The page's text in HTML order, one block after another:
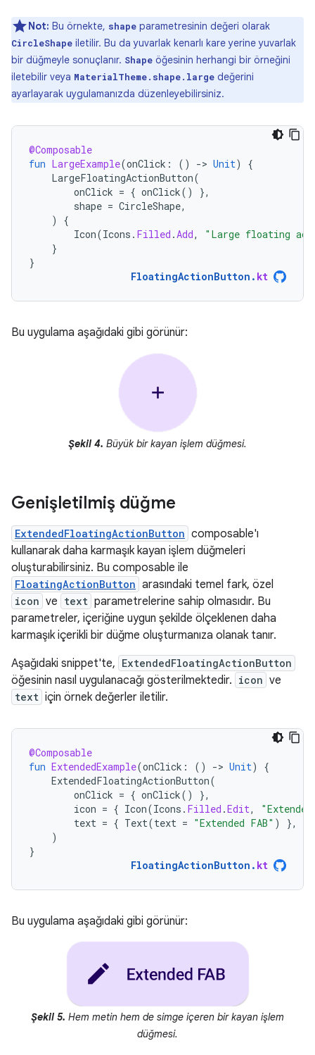
Not: Bu örnekte, shape parametresinin değeri olarak
CircleShape iletilir. Bu da yuvarlak kenarlı kare yerine yuvarlak
bir düğmeyle sonuçlanır. Shape öğesinin herhangi bir örneğini
iletebilir veya MaterialTheme.shape.large değerini
ayarlayarak uygulamanızda düzenleyebilirsiniz.
@Composable
fun LargeExample(onClick : () -> Unit)
{
LargeFloatingActionButton(
onClick = { onClick()
},
shape = CircleShape,
)
{
Icon(Icons . Filled .Add,
"Large floating
}
}
FloatingActionButton . kt
Bu uygulama aşağıdaki gibi görünür:
Şekil 4. Büyük bir kayan işlem düğmesi.
Genişletilmiş düğme
ExtendedFloatingActionButton composable'ı
kullanarak daha karmaşık kayan işlem düğmeleri
oluşturabilirsiniz. Bu composable ile
FloatingActionButton arasındaki temel fark, özel
icon ve text parametrelerine sahip olmasıdır. Bu
parametreler, içeriğine uygun şekilde ölçeklenen daha
karmaşık içerikli bir düğme oluşturmanıza olanak tanır.
Aşağıdaki snippet'te, ExtendedFloatingActionButton
öğesinin nasıl uygulanacağı gösterilmektedir. icon ve
text için örnek değerler iletilir.
@Composable
fun ExtendedExample(onClick : () -> Unit)
{
ExtendedFloatingActionButton(
onClick = { onClick()
},
icon = { Icon(Icons . Filled .Edit,
text = { Text(text = "Extended FAB" )
},
)
}
FloatingActionButton . kt
Bu uygulama aşağıdaki gibi görünür:
Şekil 5. Hem metin hem de simge içeren bir kayan işlem
düğmesi.